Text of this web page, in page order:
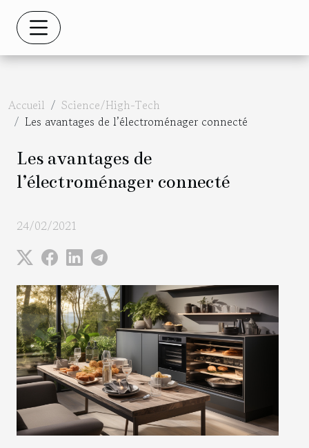
Accueil
Science/High-Tech
Les avantages de l’électroménager connecté
Les avantages de
l’électroménager connecté
24/02/2021